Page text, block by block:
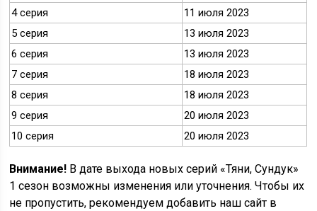
4 серия
11 июля 2023
5 серия
13 июля 2023
6 серия
13 июля 2023
7 серия
18 июля 2023
8 серия
18 июля 2023
9 серия
20 июля 2023
10 серия
20 июля 2023
Внимание! В дате выхода новых серий «Тяни, Сундук»
1 сезон возможны изменения или уточнения. Чтобы их
не пропустить, рекомендуем добавить наш сайт в